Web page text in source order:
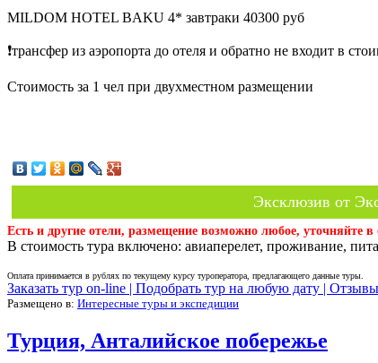
MILDOM HOTEL BAKU 4* завтраки 40300 руб
❗️трансфер из аэропорта до отеля и обратно не входит в
Стоимость за 1 чел при двухместном размещении
Эксклюзив от
Есть и другие отели, размещение возможно любое, уточняйте
В стоимость тура включено: авиаперелет, проживание,
Оплата принимается в рублях по текущему курсу туроператора, предлагающего данные туры.
Заказать тур on-line | Подобрать тур на любую дату | Отзывы
Размещено в: Интересные туры и экспедиции
Турция, Анталийское побережье